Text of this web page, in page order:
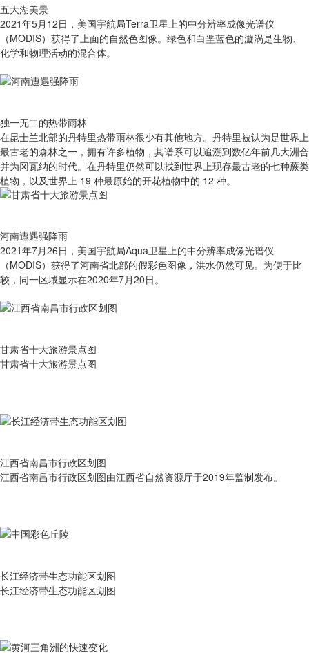
五大湖美景
2021年5月12日，美国宇航局Terra卫星上的中分辨率成像光谱仪
（MODIS）获得了上面的自然色图像。绿色和白垩蓝色的漩涡是生物、
化学和物理活动的混合体。
独一无二的热带雨林
在昆士兰北部的丹特里热带雨林很少有其他地方。丹特里被认为是世界上
最古老的森林之一，拥有许多植物，其谱系可以追溯到数亿年前几大洲合
并为冈瓦纳的时代。在丹特里仍然可以找到世界上现存最古老的七种蕨类
植物，以及世界上 19 种最原始的开花植物中的 12 种。
河南遭遇强降雨
2021年7月26日，美国宇航局Aqua卫星上的中分辨率成像光谱仪
（MODIS）获得了河南省北部的假彩色图像，洪水仍然可见。为便于比
较，同一区域显示在2020年7月20日。
甘肃省十大旅游景点图
甘肃省十大旅游景点图
江西省南昌市行政区划图
江西省南昌市行政区划图由江西省自然资源厅于2019年监制发布。
长江经济带生态功能区划图
长江经济带生态功能区划图